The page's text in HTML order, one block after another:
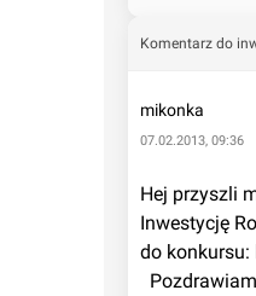
Komentarz do
mikonka
07.02.2013, 09:36
Hej przyszli
Inwestycję
do konkursu:
Pozdrawiam